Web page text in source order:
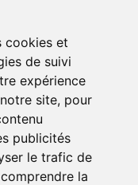
cookies et
de suivi
expérience
site, pour
publicités
le trafic de
la